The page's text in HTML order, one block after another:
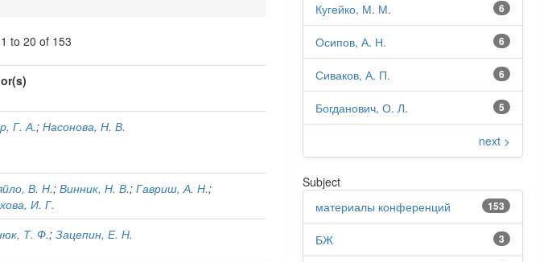
to 20 of 153
Г. А.; Насонова, Н. В.
В. Н.; Винник, Н. В.; Гавриш, А. Н.;
И. Г.
Т. Ф.; Зацепин, Е. Н.
6
Кугейко, М. М.
6
Осипов, А. Н.
6
Сиваков, А. П.
5
Богданович, О. Л.
next >
Subject
153
материалы конференций
3
БЖ